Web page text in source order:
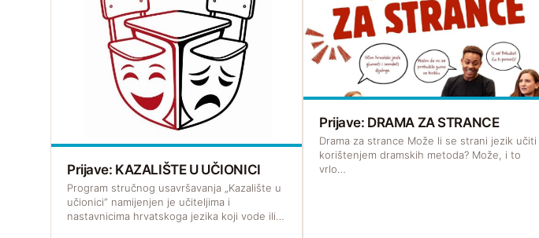
Prijave: KAZALIŠTE U UČIONICI
Program stručnog usavršavanja „Kazalište u
učionici” namijenjen je učiteljima i
nastavnicima hrvatskoga jezika koji vode ili…
Prijave: DRAMA ZA STRANCE
Drama za strance Može li se strani jezik učiti
korištenjem dramskih metoda? Može, i to
vrlo…